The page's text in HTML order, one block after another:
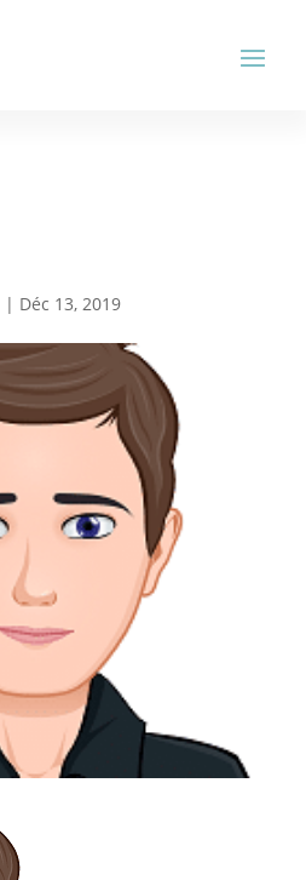
| Déc 13, 2019